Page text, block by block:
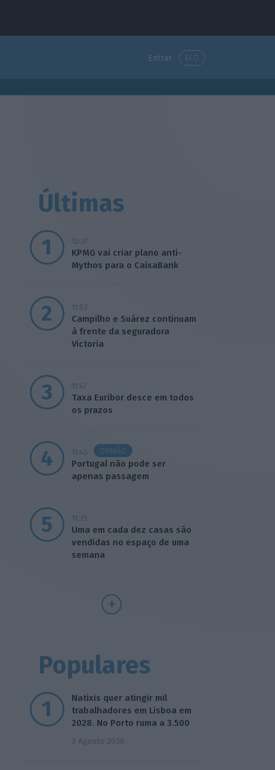
Entrar ECO
Últimas
12:37
KPMG vai criar plano anti-
Mythos para o CaixaBank
11:53
Campilho e Suárez continuam
à frente da seguradora
Victoria
11:47
Taxa Euribor desce em todos
os prazos
11:45 OPINIÃO
Portugal não pode ser
apenas passagem
11:35
Uma em cada dez casas são
vendidas no espaço de uma
semana
Populares
Natixis quer atingir mil
trabalhadores em Lisboa em
2028. No Porto ruma a 3.500
3 Agosto 2026